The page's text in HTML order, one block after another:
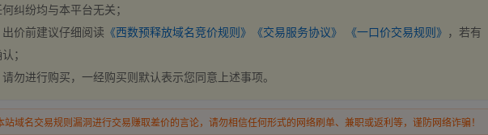
纠纷均与本平台无关；
价前建议仔细阅读 《西数预释放域名竞价规则》 《交易服务协议》 《一口价交易规则》 ，若有
；
勿进行购买，一经购买则默认表示您同意上述事项。
域名交易规则漏洞进行交易赚取差价的言论，请勿相信任何形式的网络刷单、兼职或返利等，谨防网络诈骗！